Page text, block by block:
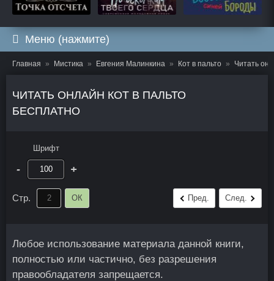
Меню (нажмите)
Главная Мистика Евгения Малинкина Кот в пальто Читать
ЧИТАТЬ ОНЛАЙН КОТ В ПАЛЬТО
БЕСПЛАТНО
Шрифт
- +
Стр. ОК Пред. След.
Любое использование материала данной книги,
полностью или частично, без разрешения
правообладателя запрещается.